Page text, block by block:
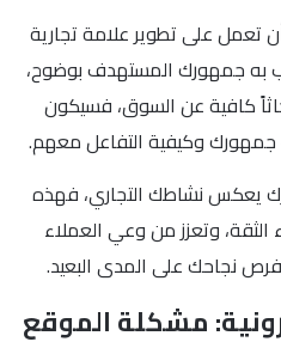
تعمل على تطوير علامة تجارية
به جمهورك المستهدف بوضوح،
كافية عن السوق، فسيكون
جمهورك وكيفية التفاعل معهم.
يعكس نشاطك التجاري، فهذه
الثقة، وتعزز من وعي العملاء
فرص نجاحك على المدى البعيد.
مشكلة الموقع